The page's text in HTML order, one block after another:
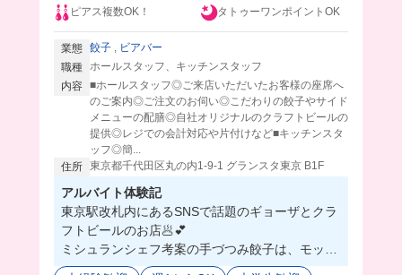
ピアス複数OK！ タトゥーワンポイントOK
業態 餃子
ビアバー
職種
ホールスタッフ、キッチンスタッフ
内容 ■ホールスタッフ◎ご来店いただいたお客様の座席へ
のご案内◎ご注文のお伺い◎こだわりの餃子やサイド
メニューの配膳◎自社オリジナルのクラフトビールの
提供◎レジでの会計対応や片付けなど■キッチンスタ
ッフ◎簡...
住所 東京都千代田区丸の内1-9-1 グランスタ東京 B1F
アルバイト体験記
東京駅改札内にあるSNSで話題のギョーザとクラ
フトビールのお店🥟💕
ミシュランシェフ考案の手づつみ餃子は、モッチ
モチでほんとに美味しいの😍